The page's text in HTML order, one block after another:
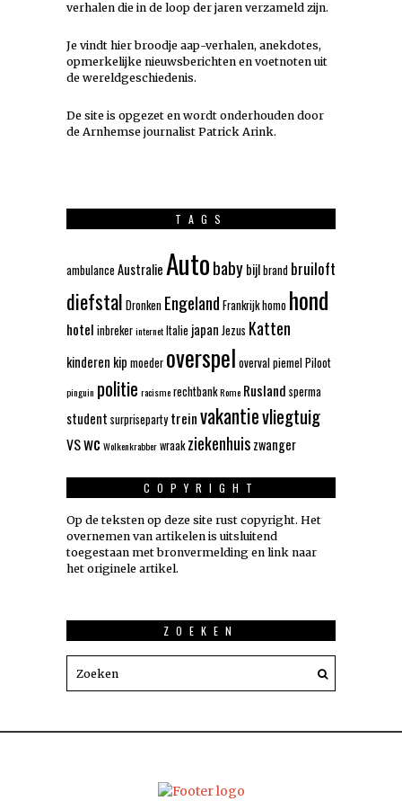
verhalen die in de loop der jaren verzameld zijn.
Je vindt hier broodje aap-verhalen, anekdotes,
opmerkelijke nieuwsberichten en voetnoten uit
de wereldgeschiedenis.
De site is opgezet en wordt onderhouden door
de Arnhemse journalist Patrick Arink.
TAGS
ambulance AustralieAutobabybijlbrand bruiloft
diefstal Dronken Engeland Frankrijkhomo hond
hotel inbrekerinternetItalie japan Jezus Katten
kinderen kip moeder overspel overvalpiemelPiloot
pinguin politie racismerechtbankRome Rusland sperma
student surpriseparty treinvakantievliegtuig
VSwc Wolkenkrabberwraak ziekenhuiszwanger
COPYRIGHT
Op de teksten op deze site rust copyright. Het
overnemen van artikelen is uitsluitend
toegestaan met bronvermelding en link naar
het originele artikel.
ZOEKEN